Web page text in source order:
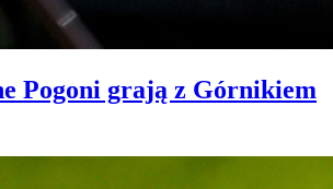
Pogoni grają z Górnikiem